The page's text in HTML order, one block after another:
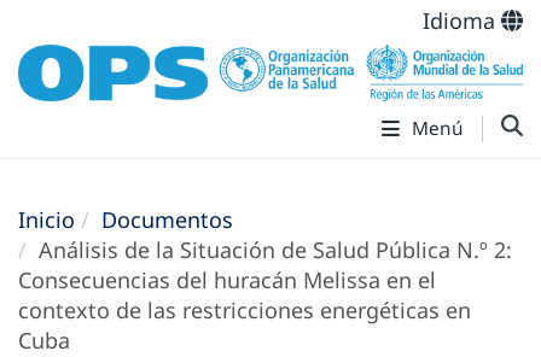
Idioma
Menú
Inicio
Documentos
Análisis de la Situación de Salud Pública N.º 2:
Consecuencias del huracán Melissa en el
contexto de las restricciones energéticas en
Cuba